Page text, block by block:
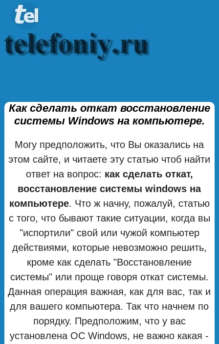
Как сделать откат восстановление
системы Windows на компьютере.
Могу предположить, что Вы оказались на
этом сайте, и читаете эту статью чтоб найти
ответ на вопрос: как сделать откат,
восстановление системы windows на
компьютере. Что ж начну, пожалуй, статью
с того, что бывают такие ситуации, когда вы
"испортили" свой или чужой компьютер
действиями, которые невозможно решить,
кроме как сделать "Восстановление
системы" или проще говоря откат системы.
Данная операция важная, как для вас, так и
для вашего компьютера. Так что начнем по
порядку. Предположим, что у вас
установлена ОС Windows, не важно какая -